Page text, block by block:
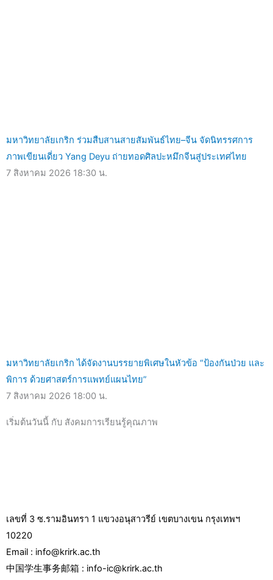
มหาวิทยาลัยเกริก ร่วมสืบสานสายสัมพันธ์ไทย–จีน จัดนิทรรศการ
ภาพเขียนเดี่ยว Yang Deyu ถ่ายทอดศิลปะหมึกจีนสู่ประเทศไทย
7 สิงหาคม 2026 18:30 น.
มหาวิทยาลัยเกริก ได้จัดงานบรรยายพิเศษในหัวข้อ “ป้องกันป่วย และ
พิการ ด้วยศาสตร์การแพทย์แผนไทย”
7 สิงหาคม 2026 18:00 น.
เริ่มต้นวันนี้ กับ สังคมการเรียนรู้คุณภาพ
เลขที่ 3 ซ.รามอินทรา 1 แขวงอนุสาวรีย์ เขตบางเขน กรุงเทพฯ
10220
Email : info@krirk.ac.th
中国学生事务邮箱 : info-ic@krirk.ac.th